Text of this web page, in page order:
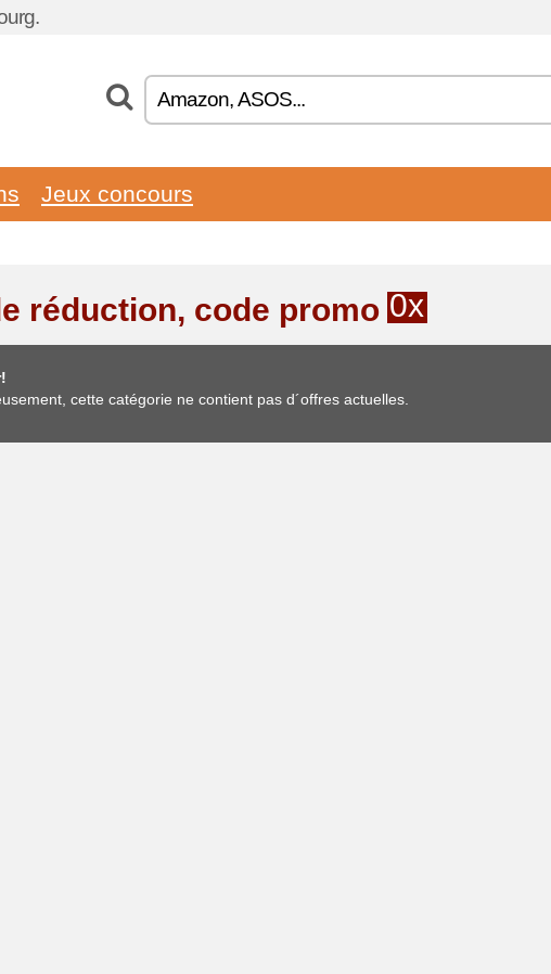
Jeux concours
réduction, code promo 0x
cette catégorie ne contient pas d´offres actuelles.